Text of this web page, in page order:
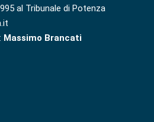
al Tribunale di Potenza
Massimo Brancati